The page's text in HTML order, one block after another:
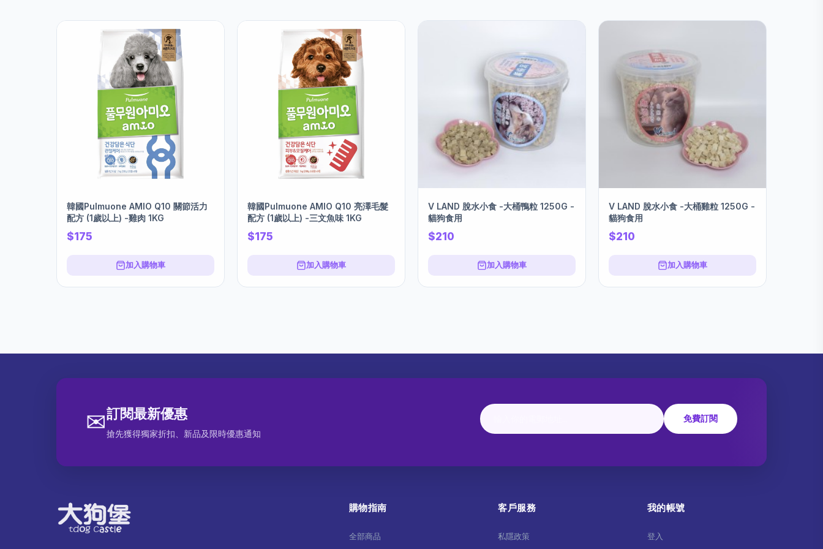
韓國Pulmuone AMIO Q10 關節活力
配方 (1歲以上) -雞肉 1KG
$175
加入購物車
韓國Pulmuone AMIO Q10 亮澤毛髮
配方 (1歲以上) -三文魚味 1KG
$175
加入購物車
V LAND 脫水小食 -大桶鴨粒 1250G -
貓狗食用
$210
加入購物車
V LAND 脫水小食 -大桶雞粒 1250G -
貓狗食用
$210
加入購物車
✉訂閱最新優惠
搶先獲得獨家折扣、新品及限時優惠通知
免費訂閱
購物指南
全部商品
客戶服務
私隱政策
我的帳號
登入